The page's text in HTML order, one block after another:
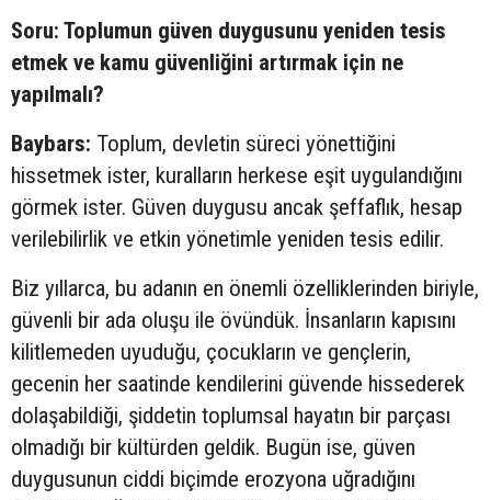
Soru: Toplumun güven duygusunu yeniden tesis
etmek ve kamu güvenliğini artırmak için ne
yapılmalı?
Baybars: Toplum, devletin süreci yönettiğini
hissetmek ister, kuralların herkese eşit uygulandığını
görmek ister. Güven duygusu ancak şeffaflık, hesap
verilebilirlik ve etkin yönetimle yeniden tesis edilir.
Biz yıllarca, bu adanın en önemli özelliklerinden biriyle,
güvenli bir ada oluşu ile övündük. İnsanların kapısını
kilitlemeden uyuduğu, çocukların ve gençlerin,
gecenin her saatinde kendilerini güvende hissederek
dolaşabildiği, şiddetin toplumsal hayatın bir parçası
olmadığı bir kültürden geldik. Bugün ise, güven
duygusunun ciddi biçimde erozyona uğradığını